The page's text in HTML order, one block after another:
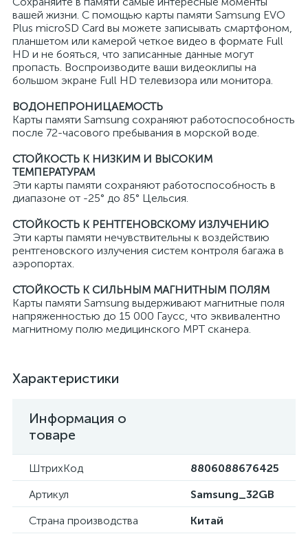
вашей жизни. С помощью карты памяти Samsung EVO
Plus microSD Card вы можете записывать смартфоном,
планшетом или камерой четкое видео в формате Full
HD и не бояться, что записанные данные могут
пропасть. Воспроизводите ваши видеоклипы на
большом экране Full HD телевизора или монитора.
ВОДОНЕПРОНИЦАЕМОСТЬ
Карты памяти Samsung сохраняют работоспособность
после 72-часового пребывания в морской воде.
СТОЙКОСТЬ К НИЗКИМ И ВЫСОКИМ
ТЕМПЕРАТУРАМ
Эти карты памяти сохраняют работоспособность в
диапазоне от -25° до 85° Цельсия.
СТОЙКОСТЬ К РЕНТГЕНОВСКОМУ ИЗЛУЧЕНИЮ
Эти карты памяти нечувствительны к воздействию
рентгеновского излучения систем контроля багажа в
аэропортах.
СТОЙКОСТЬ К СИЛЬНЫМ МАГНИТНЫМ ПОЛЯМ
Карты памяти Samsung выдерживают магнитные поля
напряженностью до 15 000 Гаусс, что эквивалентно
магнитному полю медицинского МРТ сканера.
Характеристики
Информация о
товаре
ШтрихКод
8806088676425
Артикул
Samsung_32GB
Страна производства
Китай